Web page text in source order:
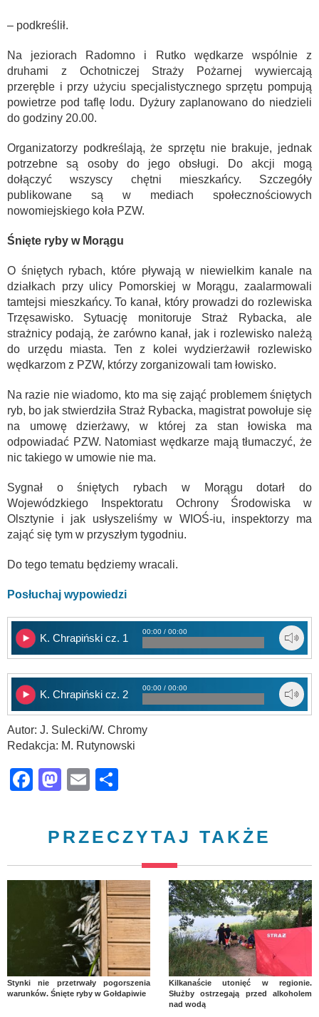
– podkreślił.
Na jeziorach Radomno i Rutko wędkarze wspólnie z
druhami z Ochotniczej Straży Pożarnej wywiercają
przeręble i przy użyciu specjalistycznego sprzętu pompują
powietrze pod taflę lodu. Dyżury zaplanowano do niedzieli
do godziny 20.00.
Organizatorzy podkreślają, że sprzętu nie brakuje, jednak
potrzebne są osoby do jego obsługi. Do akcji mogą
dołączyć wszyscy chętni mieszkańcy. Szczegóły
publikowane są w mediach społecznościowych
nowomiejskiego koła PZW.
Śnięte ryby w Morągu
O śniętych rybach, które pływają w niewielkim kanale na
działkach przy ulicy Pomorskiej w Morągu, zaalarmowali
tamtejsi mieszkańcy. To kanał, który prowadzi do rozlewiska
Trzęsawisko. Sytuację monitoruje Straż Rybacka, ale
strażnicy podają, że zarówno kanał, jak i rozlewisko należą
do urzędu miasta. Ten z kolei wydzierżawił rozlewisko
wędkarzom z PZW, którzy zorganizowali tam łowisko.
Na razie nie wiadomo, kto ma się zająć problemem śniętych
ryb, bo jak stwierdziła Straż Rybacka, magistrat powołuje się
na umowę dzierżawy, w której za stan łowiska ma
odpowiadać PZW. Natomiast wędkarze mają tłumaczyć, że
nic takiego w umowie nie ma.
Sygnał o śniętych rybach w Morągu dotarł do
Wojewódzkiego Inspektoratu Ochrony Środowiska w
Olsztynie i jak usłyszeliśmy w WIOŚ-iu, inspektorzy ma
zająć się tym w przyszłym tygodniu.
Do tego tematu będziemy wracali.
Posłuchaj wypowiedzi
K. Chrapiński cz. 1
00:00 / 00:00
K. Chrapiński cz. 2
00:00 / 00:00
Autor: J. Sulecki/W. Chromy
Redakcja: M. Rutynowski
Facebook
Mastodon
Email
PRZECZYTAJ TAKŻE
Stynki nie przetrwały pogorszenia
warunków. Śnięte ryby w Gołdapiwie
Kilkanaście utonięć w regionie.
Służby ostrzegają przed alkoholem
nad wodą